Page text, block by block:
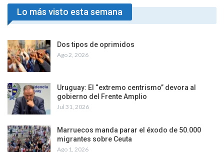
Lo más visto esta semana
Dos tipos de oprimidos
Ago 2, 2026
Uruguay: El “extremo centrismo” devora al
gobierno del Frente Amplio
Jul 31, 2026
Marruecos manda parar el éxodo de 50.000
migrantes sobre Ceuta
Ago 1, 2026